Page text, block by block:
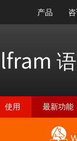
产品
使用 最新功能